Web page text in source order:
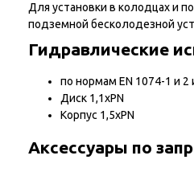
Для установки в колодцах и
подземной бесколодезной
Гидравлические
по нормам EN 1074-1 и 2
Диск 1,1xPN
Корпус 1,5xPN
Аксессуары по